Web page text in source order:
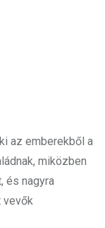
az emberekből a
miközben
és nagyra
vevők